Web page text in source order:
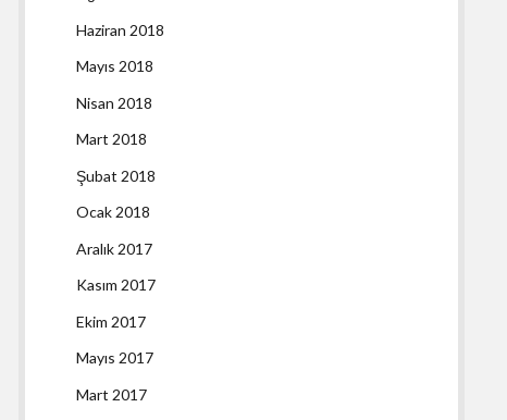
Haziran 2018
Mayıs 2018
Nisan 2018
Mart 2018
Şubat 2018
Ocak 2018
Aralık 2017
Kasım 2017
Ekim 2017
Mayıs 2017
Mart 2017